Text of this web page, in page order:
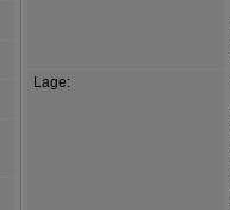
Lage: